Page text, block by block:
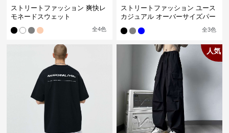
ストリートファッション 爽快レ
モネードスウェット
全4色
ストリートファッション ユース
カジュアル オーバーサイズパー
全3色
人気